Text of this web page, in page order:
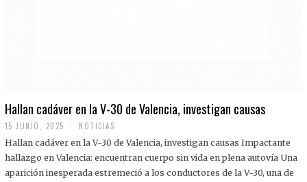
Hallan cadáver en la V-30 de Valencia, investigan causas
15 JUNIO, 2025 NOTICIAS
Hallan cadáver en la V-30 de Valencia, investigan causas Impactante
hallazgo en Valencia: encuentran cuerpo sin vida en plena autovía Una
aparición inesperada estremeció a los conductores de la V-30, una de